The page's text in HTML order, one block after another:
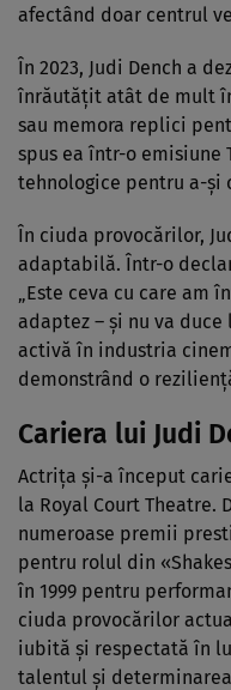
afectând doar centrul
În 2023, Judi Dench a
înrăutățit atât de mult
sau memora replici
spus ea într-o emisiune
tehnologice pentru a-și
În ciuda provocărilor,
adaptabilă. Într-o
„Este ceva cu care am
adaptez – și nu va
activă în industria
demonstrând o
Cariera lui Judi
Actrița și-a început
la Royal Court Theatre.
numeroase premii
pentru rolul din
în 1999 pentru
ciuda provocărilor
iubită și respectată în
talentul și